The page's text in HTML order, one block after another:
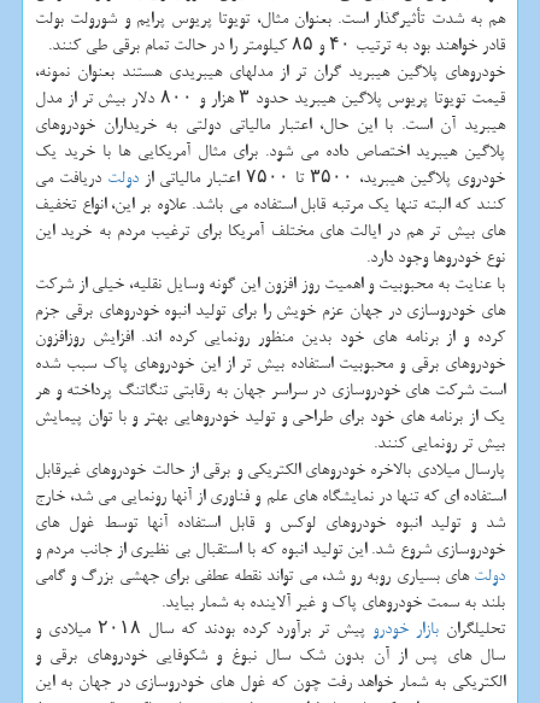
هم به شدت تأثیرگذار است. بعنوان مثال، تویوتا پریوس پرایم و شورولت بولت
قادر خواهند بود به ترتیب ۴۰ و ۸۵ كیلومتر را در حالت تمام برقی طی كنند.
خودروهای پلاگین هیبرید گران تر از مدلهای هیبریدی هستند بعنوان نمونه،
قیمت تویوتا پریوس پلاگین هیبرید حدود ۳ هزار و ۸۰۰ دلار بیش تر از مدل
هیبرید آن است. با این حال، اعتبار مالیاتی دولتی به خریداران خودروهای
پلاگین هیبرید اختصاص داده می شود. برای مثال آمریكایی ها با خرید یك
خودروی پلاگین هیبرید، ۳۵۰۰ تا ۷۵۰۰ اعتبار مالیاتی از
دولت دریافت می
كنند كه البته تنها یك مرتبه قابل استفاده می باشد. علاوه بر این، انواع تخفیف
های بیش تر هم در ایالت های مختلف آمریكا برای ترغیب مردم به خرید این
نوع خودروها وجود دارد.
با عنایت به محبوبیت و اهمیت روز افزون این گونه وسایل نقلیه، خیلی از شركت
های خودروسازی در جهان عزم خویش را برای تولید انبوه خودروهای برقی جزم
كرده و از برنامه های خود بدین منظور رونمایی كرده اند. افزایش روزافزون
خودروهای برقی و محبوبیت استفاده بیش تر از این خودروهای پاك سبب شده
است شركت های خودروسازی در سراسر جهان به رقابتی تنگاتنگ پرداخته و هر
یك از برنامه های خود برای طراحی و تولید خودروهایی بهتر و با توان پیمایش
بیش تر رونمایی كنند.
پارسال میلادی بالاخره خودروهای الكتریكی و برقی از حالت خودروهای غیرقابل
استفاده ای كه تنها در نمایشگاه های علم و فناوری از آنها رونمایی می شد، خارج
شد و تولید انبوه خودروهای لوكس و قابل استفاده آنها توسط غول های
خودروسازی شروع شد. این تولید انبوه كه با استقبال بی نظیری از جانب مردم و
دولتهای بسیاری روبه رو شد، می تواند نقطه عطفی برای جهشی بزرگ و گامی
بلند به سمت خودروهای پاك و غیر آلاینده به شمار بیاید.
تحلیلگران بازار خودرو
پیش تر برآورد كرده بودند كه سال ۲۰۱۸ میلادی و
سال های پس از آن بدون شك سال نبوغ و شكوفایی خودروهای برقی و
الكتریكی به شمار خواهد رفت چون كه غول های خودروسازی در جهان به این